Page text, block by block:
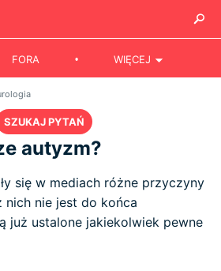
FORA WIĘCEJ
SZUKAJ PYTAŃ
autyzm?
się w mediach różne przyczyny
nich nie jest do końca
już ustalone jakiekolwiek pewne